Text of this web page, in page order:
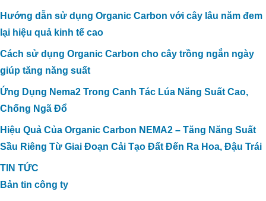
Hướng dẫn sử dụng Organic Carbon với cây lâu năm đem
lại hiệu quả kinh tế cao
Cách sử dụng Organic Carbon cho cây trồng ngắn ngày
giúp tăng năng suất
Ứng Dụng Nema2 Trong Canh Tác Lúa Năng Suất Cao,
Chống Ngã Đổ
Hiệu Quả Của Organic Carbon NEMA2 – Tăng Năng Suất
Sầu Riêng Từ Giai Đoạn Cải Tạo Đất Đến Ra Hoa, Đậu Trái
TIN TỨC
Bản tin công ty